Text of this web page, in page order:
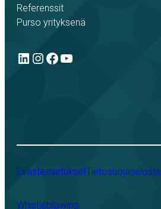
Referenssit
Purso yrityksenä
LinkedIn
Instagram
Facebook
YouTube
EvästeasetuksetTietosuojaseloste
Whistleblowing